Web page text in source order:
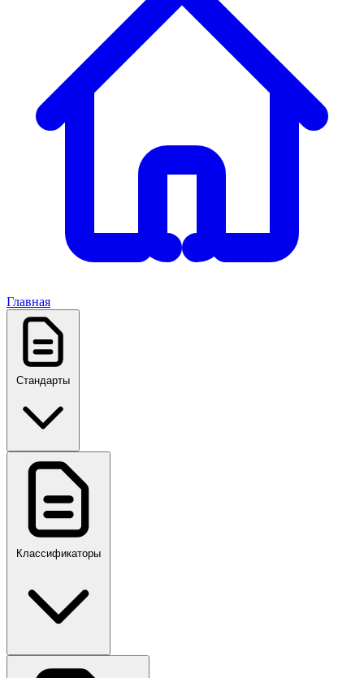
Главная
Стандарты
ГОСТ, ГОСТ Р, ПНСТ
Классификаторы